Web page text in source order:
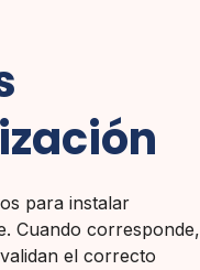
para instalar
Cuando corresponde,
el correcto